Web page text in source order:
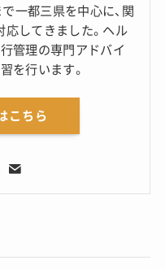
一都三県を中心に、関
してきました。ヘル
管理の専門アドバイ
を行います。
こちら